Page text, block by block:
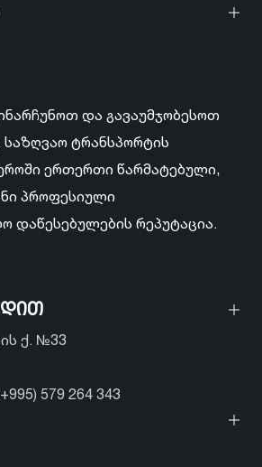
და გავაუმჯობესოთ
ტრანსპორტის
ერთერთი წარმატებული,
პროფესიული
დაწესებულების რეპუტაცია.
ქ. №33
579 264 343